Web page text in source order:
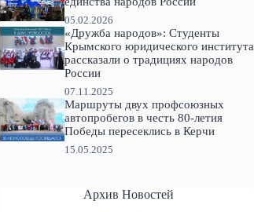
05.02.2026
«Дружба народов»: Студенты
Крымского юридического института
рассказали о традициях народов
России
07.11.2025
Маршруты двух профсоюзных
автопробегов в честь 80-летия
Победы пересеклись в Керчи
15.05.2025
Архив Новостей